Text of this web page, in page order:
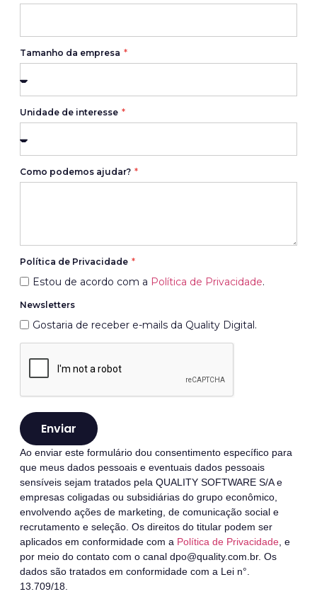
Tamanho da empresa
Unidade de interesse
Como podemos ajudar?
Política de Privacidade
Estou de acordo com a Política de Privacidade.
Newsletters
Gostaria de receber e-mails da Quality Digital.
Enviar
Ao enviar este formulário dou consentimento específico para
que meus dados pessoais e eventuais dados pessoais
sensíveis sejam tratados pela QUALITY SOFTWARE S/A e
empresas coligadas ou subsidiárias do grupo econômico,
envolvendo ações de marketing, de comunicação social e
recrutamento e seleção. Os direitos do titular podem ser
aplicados em conformidade com a Política de Privacidade, e
por meio do contato com o canal dpo@quality.com.br. Os
dados são tratados em conformidade com a Lei n°.
13.709/18.